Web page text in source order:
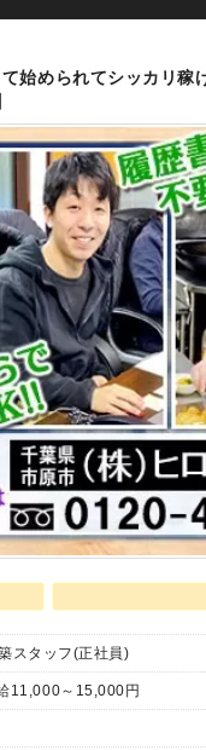
て始められてシッカ
スタッフ(正社員)
～15,000円